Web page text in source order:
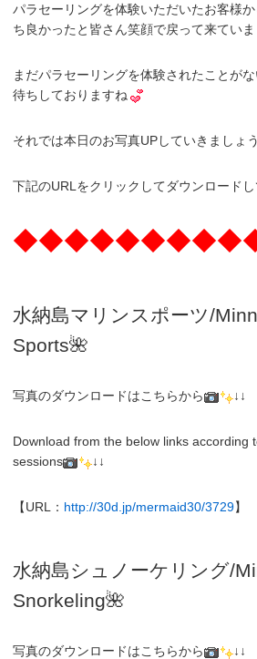
パラセーリングを体験いただいたお客様
ち良かったと皆さん笑顔で戻って来ていま
まだパラセーリングを体験されたことが
待ちしておりますね
それでは本日のお写真UPしていきましょう
下記のURLをクリックしてダウンロードし
水納島マリンスポーツ/
Sports🌺
写真のダウンロードはこちらから ↓↓
Download from the below links according
sessions
↓↓
【URL： http://30d.jp/mermaid30/3729】
水納島シュノーケリング/
Snorkeling🌺
写真のダウンロードはこちらから ↓↓